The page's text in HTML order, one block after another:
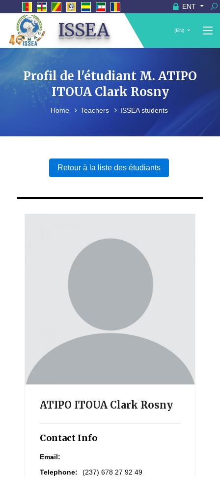
ENT
ISSEA (EN)
Profil de l'étudiant M. ATIPO
ITOUA Clark Rosny
Home Teachers ISSEA students
Retour à la liste des étudiants
ATIPO ITOUA Clark Rosny
Contact Info
Email:
Telephone:
(237) 678 27 92 49